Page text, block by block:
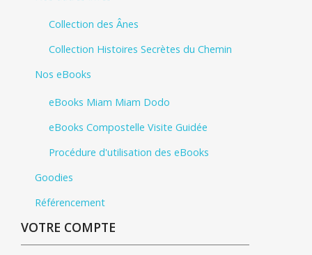
Collection des Ânes
Collection Histoires Secrètes du Chemin
Nos eBooks
eBooks Miam Miam Dodo
eBooks Compostelle Visite Guidée
Procédure d'utilisation des eBooks
Goodies
Référencement
VOTRE COMPTE